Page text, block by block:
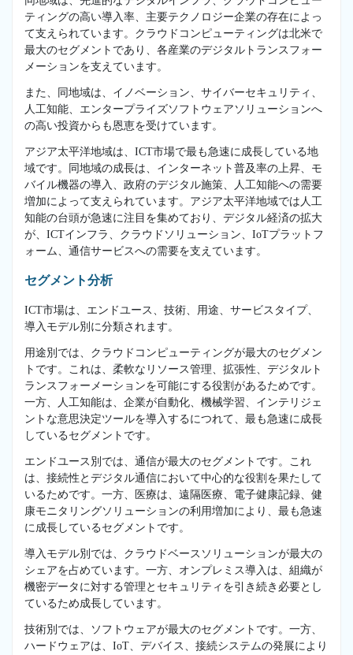
ティングの高い導入率、主要テクノロジー企業の存在によっ
て支えられています。クラウドコンピューティングは北米で
最大のセグメントであり、各産業のデジタルトランスフォー
メーションを支えています。
また、同地域は、イノベーション、サイバーセキュリティ、
人工知能、エンタープライズソフトウェアソリューションへ
の高い投資からも恩恵を受けています。
アジア太平洋地域は、ICT市場で最も急速に成長している地
域です。同地域の成長は、インターネット普及率の上昇、モ
バイル機器の導入、政府のデジタル施策、人工知能への需要
増加によって支えられています。アジア太平洋地域では人工
知能の台頭が急速に注目を集めており、デジタル経済の拡大
が、ICTインフラ、クラウドソリューション、IoTプラットフ
ォーム、通信サービスへの需要を支えています。
セグメント分析
ICT市場は、エンドユース、技術、用途、サービスタイプ、
導入モデル別に分類されます。
用途別では、クラウドコンピューティングが最大のセグメン
トです。これは、柔軟なリソース管理、拡張性、デジタルト
ランスフォーメーションを可能にする役割があるためです。
一方、人工知能は、企業が自動化、機械学習、インテリジェ
ントな意思決定ツールを導入するにつれて、最も急速に成長
しているセグメントです。
エンドユース別では、通信が最大のセグメントです。これ
は、接続性とデジタル通信において中心的な役割を果たして
いるためです。一方、医療は、遠隔医療、電子健康記録、健
康モニタリングソリューションの利用増加により、最も急速
に成長しているセグメントです。
導入モデル別では、クラウドベースソリューションが最大の
シェアを占めています。一方、オンプレミス導入は、組織が
機密データに対する管理とセキュリティを引き続き必要とし
ているため成長しています。
技術別では、ソフトウェアが最大のセグメントです。一方、
ハードウェアは、IoT、デバイス、接続システムの発展により